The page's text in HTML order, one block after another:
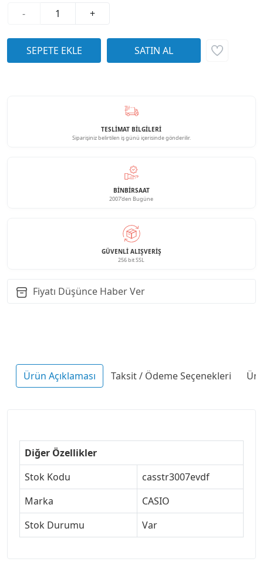
-
+
TESLİMAT BİLGİLERİ
Siparişiniz belirtilen iş günü içerisinde gönderilir.
BINBIRSAAT
2007'den Bugüne
GÜVENLI ALIŞVERIŞ
256 bit SSL
Fiyatı Düşünce Haber Ver
Ürün Açıklaması Taksit / Ödeme Seçenekleri
Diğer Özellikler
Stok Kodu
casstr3007evdf
Marka
CASIO
Stok Durumu
Var